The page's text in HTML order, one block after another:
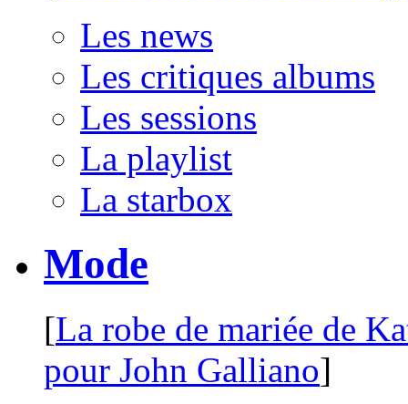
Les news
Les critiques albums
Les sessions
La playlist
La starbox
Mode
[La robe de mariée de
pour John Galliano]